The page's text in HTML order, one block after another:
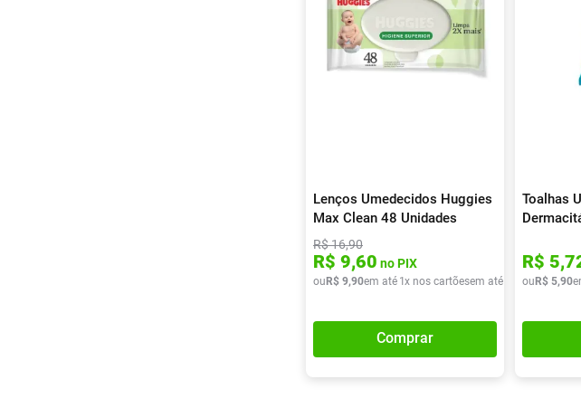
Lenços Umedecidos Huggies
Max Clean 48 Unidades
R$16,90
R$ 9,60 no PIX
ou R$ 9,90em até 1x nos cartõesem até x deR$ 9,90
Comprar
Toalhas
R$ 5,
ou R$ 5,90